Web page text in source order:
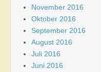
November 2016
Oktober 2016
September 2016
August 2016
Juli 2016
Juni 2016